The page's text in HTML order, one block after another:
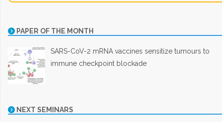
PAPER OF THE MONTH
SARS-CoV-2 mRNA vaccines sensitize tumours to
immune checkpoint blockade
NEXT SEMINARS